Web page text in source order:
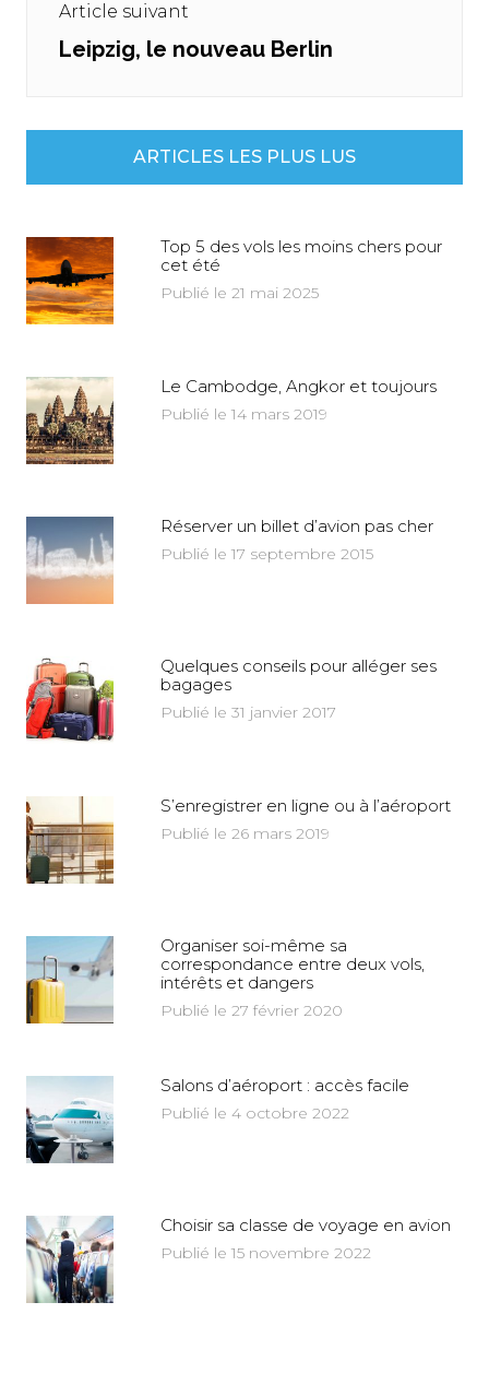
Article suivant
Next
Leipzig, le nouveau Berlin
ARTICLES LES PLUS LUS
Top 5 des vols les moins chers pour
cet été
Publié le 21 mai 2025
Le Cambodge, Angkor et toujours
Publié le 14 mars 2019
Réserver un billet d’avion pas cher
Publié le 17 septembre 2015
Quelques conseils pour alléger ses
bagages
Publié le 31 janvier 2017
S’enregistrer en ligne ou à l’aéroport
Publié le 26 mars 2019
Organiser soi-même sa
correspondance entre deux vols,
intérêts et dangers
Publié le 27 février 2020
Salons d’aéroport : accès facile
Publié le 4 octobre 2022
Choisir sa classe de voyage en avion
Publié le 15 novembre 2022